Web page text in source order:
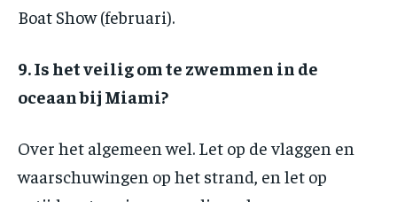
Boat Show (februari).
9. Is het veilig om te zwemmen in de
oceaan bij Miami?
Over het algemeen wel. Let op de vlaggen en
waarschuwingen op het strand, en let op